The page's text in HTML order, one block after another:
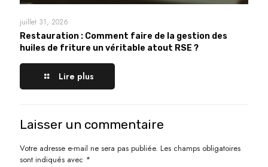
juillet 31, 2026
Restauration : Comment faire de la gestion des
huiles de friture un véritable atout RSE ?
Lire plus
Laisser un commentaire
Votre adresse e-mail ne sera pas publiée. Les champs obligatoires
sont indiqués avec *